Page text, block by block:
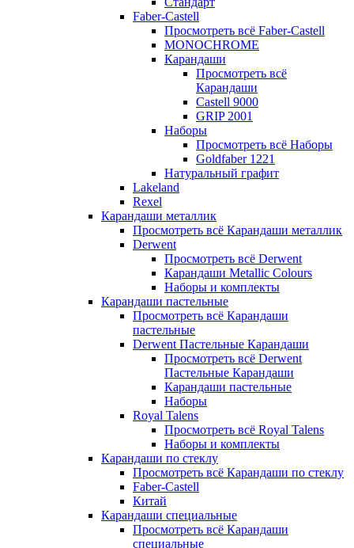
Faber-Castell
Просмотреть всё Faber-Castell
MONOCHROME
Карандаши
Просмотреть всё
Карандаши
Castell 9000
GRIP 2001
Наборы
Просмотреть всё Наборы
Goldfaber 1221
Натуральный графит
Lakeland
Rexel
Карандаши металлик
Просмотреть всё Карандаши металлик
Derwent
Просмотреть всё Derwent
Карандаши Metallic Colours
Наборы и комплекты
Карандаши пастельные
Просмотреть всё Карандаши
пастельные
Derwent Пастельные Карандаши
Просмотреть всё Derwent
Пастельные Карандаши
Карандаши пастельные
Наборы
Royal Talens
Просмотреть всё Royal Talens
Наборы и комплекты
Карандаши по стеклу
Просмотреть всё Карандаши по стеклу
Faber-Castell
Китай
Карандаши специальные
Просмотреть всё Карандаши
специальные